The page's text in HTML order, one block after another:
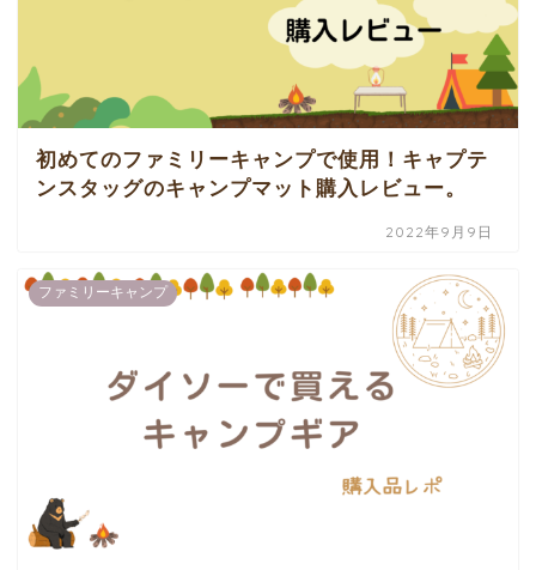
初めてのファミリーキャンプで使用！キャプテ
ンスタッグのキャンプマット購入レビュー。
2022年9月9日
ファミリーキャンプ